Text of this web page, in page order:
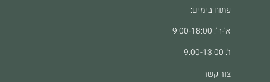
פתוח בימים:
א'-ה': 9:00-18:00
ו': 9:00-13:00
צור קשר